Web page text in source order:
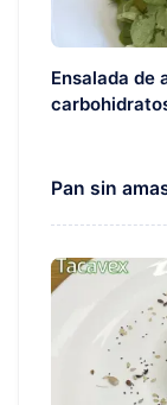
Ensalada de
Pan sin